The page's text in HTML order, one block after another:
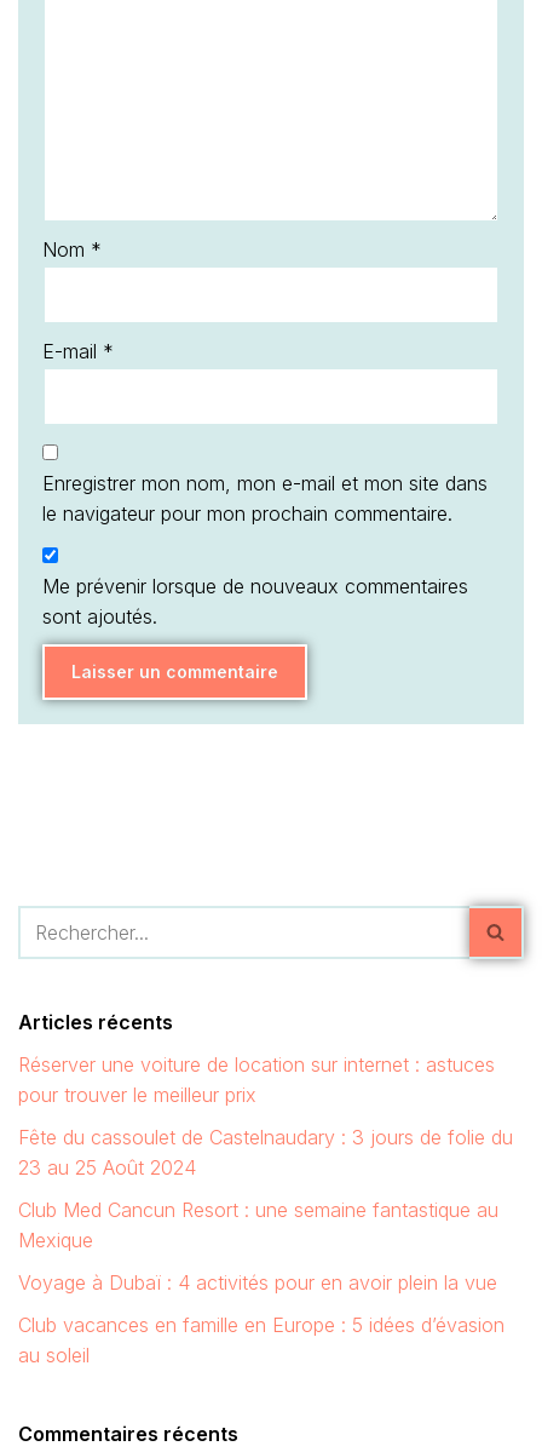
Nom *
E-mail *
Enregistrer mon nom, mon e-mail et mon site dans
le navigateur pour mon prochain commentaire.
Me prévenir lorsque de nouveaux commentaires
sont ajoutés.
Articles récents
Réserver une voiture de location sur internet : astuces
pour trouver le meilleur prix
Fête du cassoulet de Castelnaudary : 3 jours de folie du
23 au 25 Août 2024
Club Med Cancun Resort : une semaine fantastique au
Mexique
Voyage à Dubaï : 4 activités pour en avoir plein la vue
Club vacances en famille en Europe : 5 idées d’évasion
au soleil
Commentaires récents